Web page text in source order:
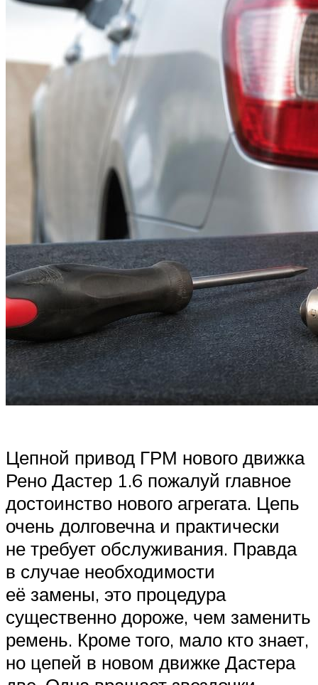
Цепной привод ГРМ нового движка
Рено Дастер 1.6 пожалуй главное
достоинство нового агрегата. Цепь
очень долговечна и практически
не требует обслуживания. Правда
в случае необходимости
её замены, это процедура
существенно дороже, чем заменить
ремень. Кроме того, мало кто знает,
но цепей в новом движке Дастера